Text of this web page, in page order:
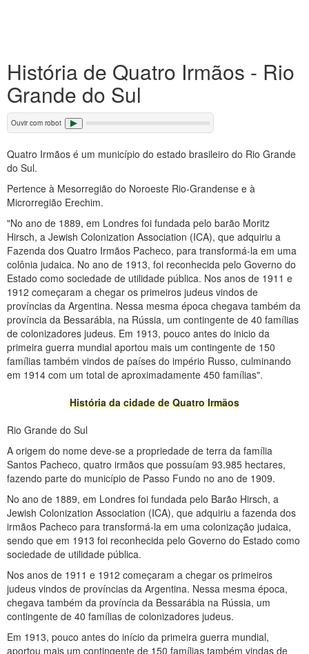
História de Quatro Irmãos - Rio
Grande do Sul
Ouvir com robot
Quatro Irmãos é um município do estado brasileiro do Rio Grande
do Sul.
Pertence à Mesorregião do Noroeste Rio-Grandense e à
Microrregião Erechim.
"No ano de 1889, em Londres foi fundada pelo barão Moritz
Hirsch, a Jewish Colonization Association (ICA), que adquiriu a
Fazenda dos Quatro Irmãos Pacheco, para transformá-la em uma
colônia judaica. No ano de 1913, foi reconhecida pelo Governo do
Estado como sociedade de utilidade pública. Nos anos de 1911 e
1912 começaram a chegar os primeiros judeus vindos de
províncias da Argentina. Nessa mesma época chegava também da
província da Bessarábia, na Rússia, um contingente de 40 famílias
de colonizadores judeus. Em 1913, pouco antes do inicio da
primeira guerra mundial aportou mais um contingente de 150
famílias também vindos de países do império Russo, culminando
em 1914 com um total de aproximadamente 450 famílias".
História da cidade de Quatro Irmãos
Rio Grande do Sul
A origem do nome deve-se a propriedade de terra da família
Santos Pacheco, quatro irmãos que possuíam 93.985 hectares,
fazendo parte do município de Passo Fundo no ano de 1909.
No ano de 1889, em Londres foi fundada pelo Barão Hirsch, a
Jewish Colonization Association (ICA), que adquiriu a fazenda dos
irmãos Pacheco para transformá-la em uma colonização judaica,
sendo que em 1913 foi reconhecida pelo Governo do Estado como
sociedade de utilidade pública.
Nos anos de 1911 e 1912 começaram a chegar os primeiros
judeus vindos de províncias da Argentina. Nessa mesma época,
chegava também da província da Bessarábia na Rússia, um
contingente de 40 famílias de colonizadores judeus.
Em 1913, pouco antes do início da primeira guerra mundial,
aportou mais um contingente de 150 famílias também vindas de